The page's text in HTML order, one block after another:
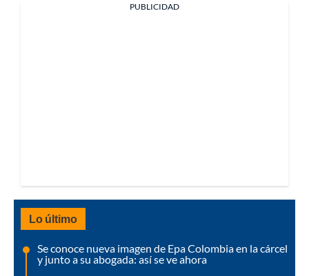
PUBLICIDAD
Lo último
Se conoce nueva imagen de Epa Colombia en la cárcel
y junto a su abogada: así se ve ahora